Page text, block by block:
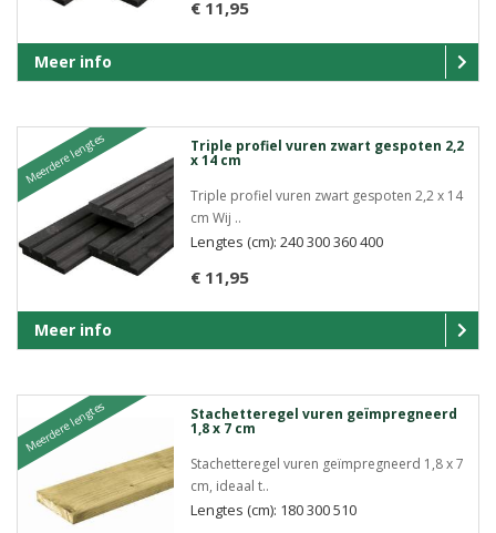
€ 11,95
Meer info
Meerdere lengtes Triple profiel vuren zwart gespoten 2,2
x 14 cm
Triple profiel vuren zwart gespoten 2,2 x 14
cm Wij ..
€ 11,95
Lengtes (cm): 240 300 360 400
Meer info
Meerdere lengtes Stachetteregel vuren geïmpregneerd
1,8 x 7 cm
Stachetteregel vuren geïmpregneerd 1,8 x 7
cm, ideaal t..
Lengtes (cm): 180 300 510